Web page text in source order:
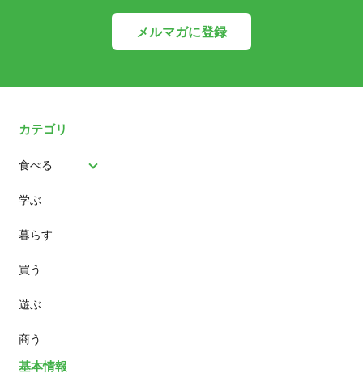
メルマガに登録
カテゴリ
食べる
パン
スイーツ
ランチ
カフェ
学ぶ
暮らす
買う
遊ぶ
商う
基本情報